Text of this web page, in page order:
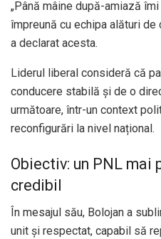
„Până mâine după-amiază
împreună cu echipa alături de
a declarat acesta.
Liderul liberal consideră că
conducere stabilă și de o
următoare, într-un context
reconfigurări la nivel național.
Obiectiv: un PNL mai
credibil
În mesajul său, Bolojan a
unit și respectat, capabil să